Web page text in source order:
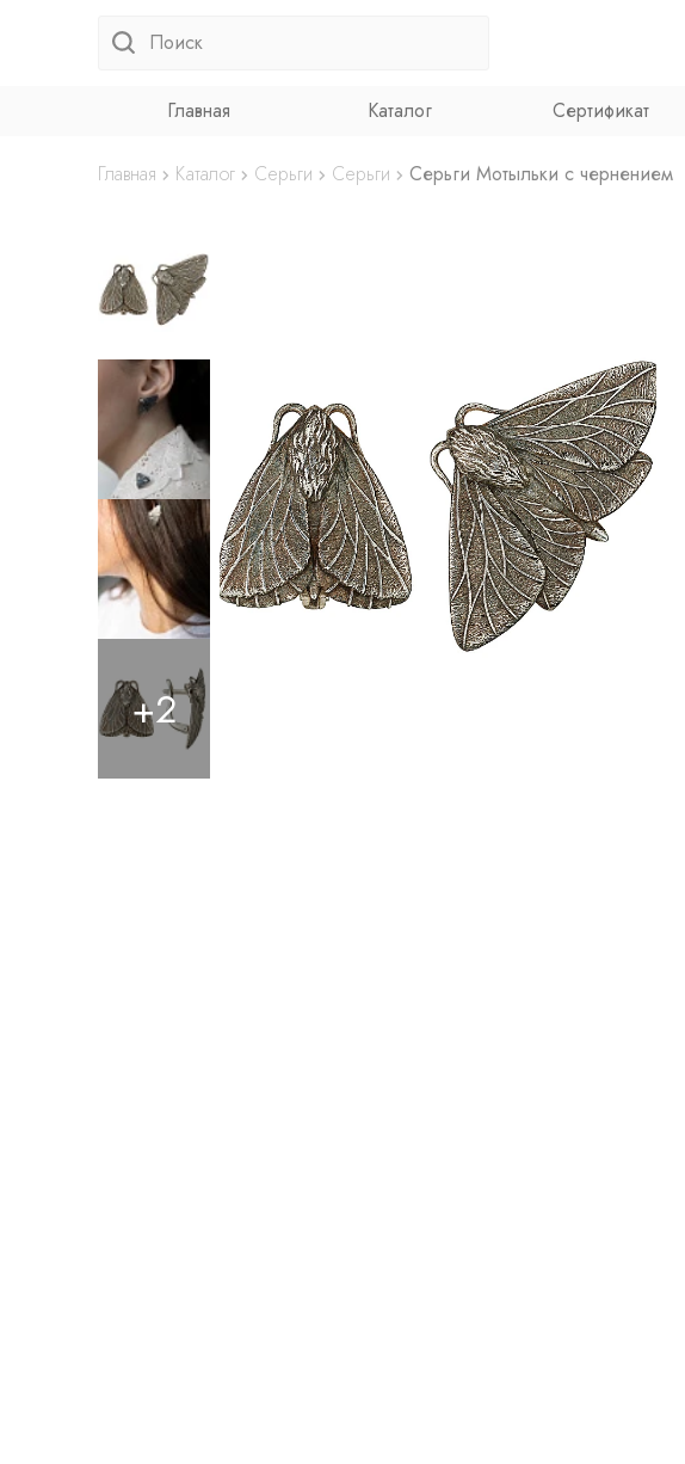
Главная Каталог Сертификат
Главная Каталог Серьги Серьги Серьги Мотыльки с чернением